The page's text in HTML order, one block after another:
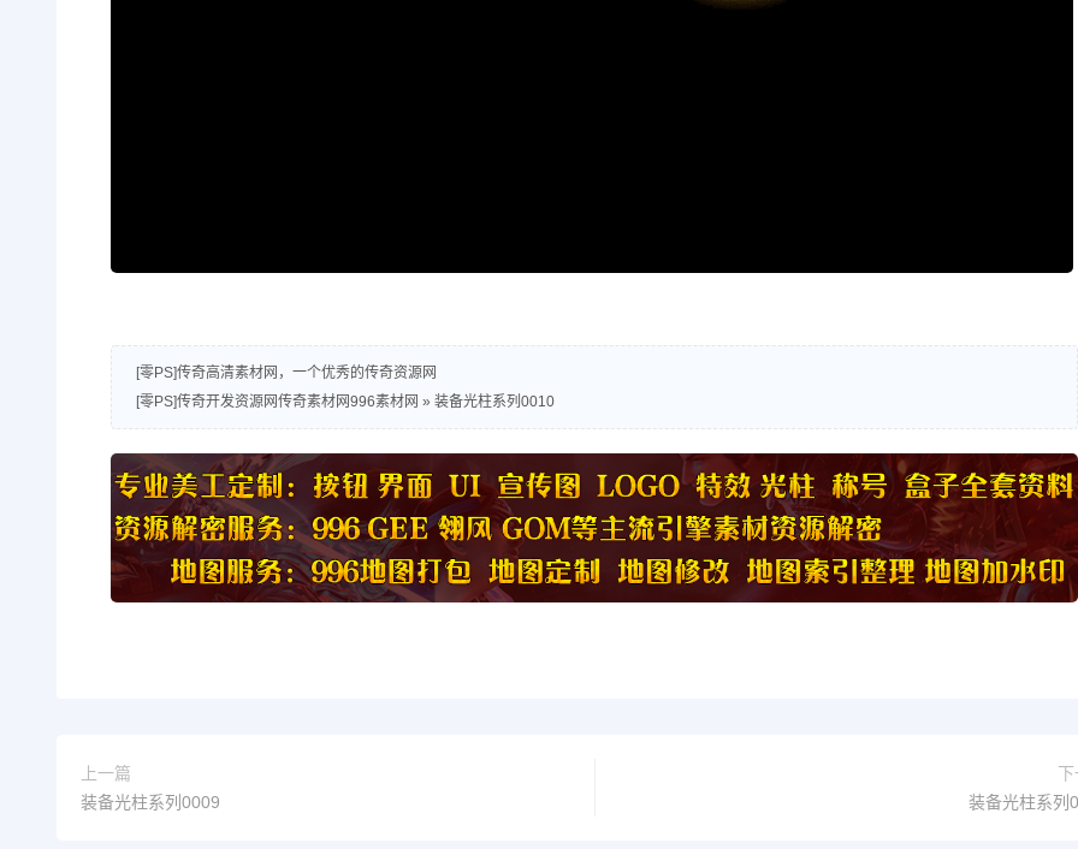
[零PS]传奇高清素材网，一个优秀的传奇资源网
[零PS]传奇开发资源网传奇素材网996素材网 » 装备光柱系列0010
上一篇
装备光柱系列0009
装备光柱系列